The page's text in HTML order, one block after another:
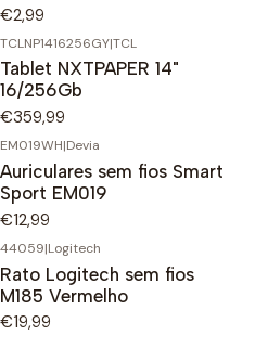
€2,99
TCLNP1416256GY|TCL
Tablet NXTPAPER 14"
16/256Gb
€359,99
EM019WH|Devia
Auriculares sem fios Smart
Sport EM019
€12,99
44059|Logitech
Rato Logitech sem fios
M185 Vermelho
€19,99